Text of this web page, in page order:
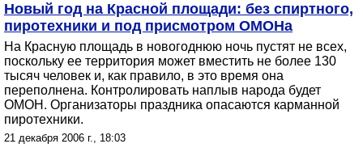
Новый год на Красной площади: без спиртного,
пиротехники и под присмотром ОМОНа
На Красную площадь в новогоднюю ночь пустят не всех,
поскольку ее территория может вместить не более 130
тысяч человек и, как правило, в это время она
переполнена. Контролировать наплыв народа будет
ОМОН. Организаторы праздника опасаются карманной
пиротехники.
21 декабря 2006 г., 18:03